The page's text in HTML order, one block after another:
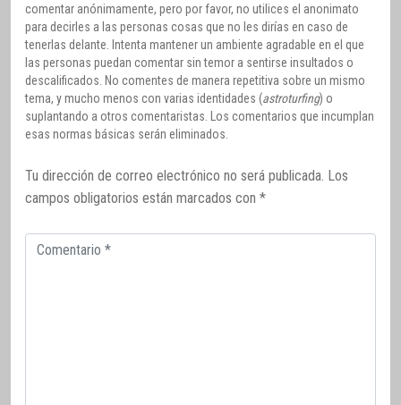
comentar anónimamente, pero por favor, no utilices el anonimato
para decirles a las personas cosas que no les dirías en caso de
tenerlas delante. Intenta mantener un ambiente agradable en el que
las personas puedan comentar sin temor a sentirse insultados o
descalificados. No comentes de manera repetitiva sobre un mismo
tema, y mucho menos con varias identidades (astroturfing) o
suplantando a otros comentaristas. Los comentarios que incumplan
esas normas básicas serán eliminados.
Tu dirección de correo electrónico no será publicada. Los
campos obligatorios están marcados con *
Comentario